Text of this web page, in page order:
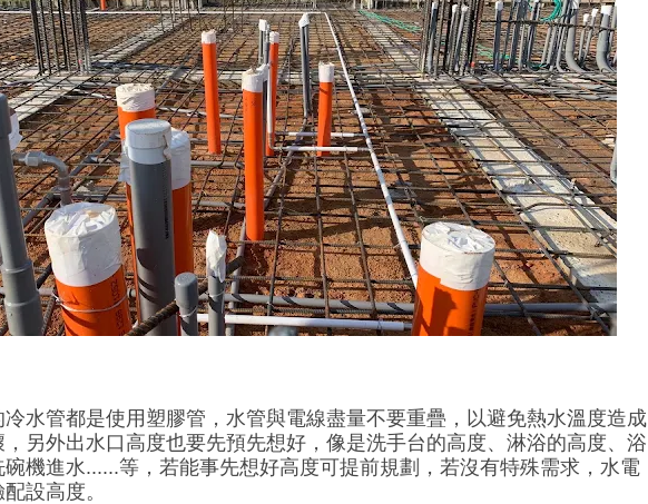
水管都是使用塑膠管，水管與電線盡量不要重疊，以避免熱水溫度造成
另外出水口高度也要先預先想好，像是洗手台的高度、淋浴的高度、浴
機進水......等，若能事先想好高度可提前規劃，若沒有特殊需求，水電
配設高度。